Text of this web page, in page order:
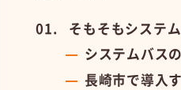
そもそもシステ
システムバス
長崎市で導入